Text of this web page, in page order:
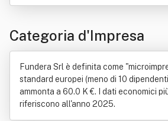
Categoria d'Impresa
Fundera Srl è definita come
standard europei (meno di 10
ammonta a 60.0 K €. I dati economici
riferiscono all'anno 2025.